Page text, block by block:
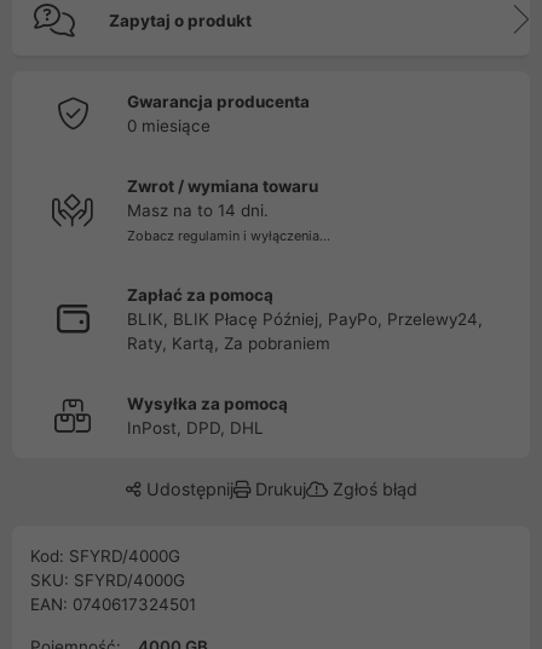
Zapytaj o produkt
Gwarancja producenta
0 miesiące
Zwrot / wymiana towaru
Masz na to 14 dni.
Zobacz regulamin i wyłączenia...
Zapłać za pomocą
BLIK, BLIK Płacę Później, PayPo, Przelewy24,
Raty, Kartą, Za pobraniem
Wysyłka za pomocą
InPost, DPD, DHL
Udostępnij Drukuj Zgłoś błąd
Kod: SFYRD/4000G
SKU: SFYRD/4000G
EAN: 0740617324501